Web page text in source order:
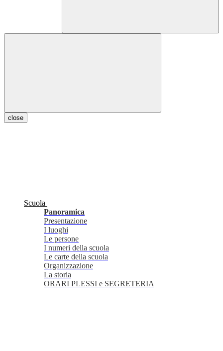
close
Scuola
Panoramica
Presentazione
I luoghi
Le persone
I numeri della scuola
Le carte della scuola
Organizzazione
La storia
ORARI PLESSI e SEGRETERIA